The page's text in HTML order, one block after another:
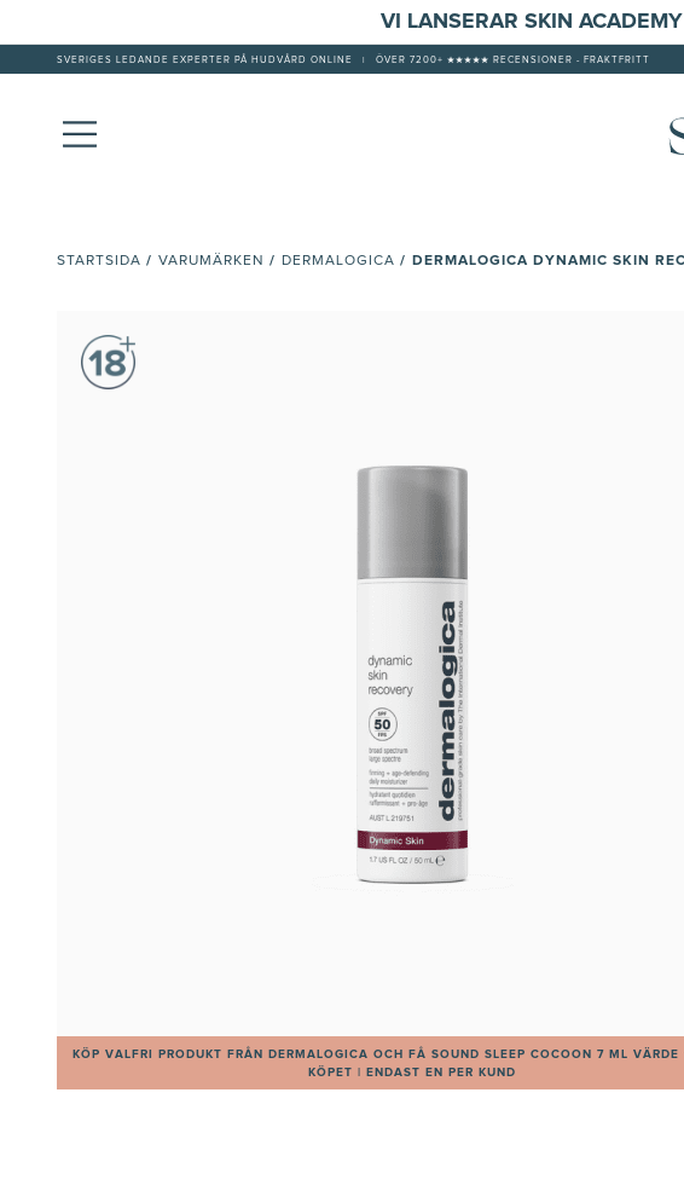
VI LANSERAR SKIN
SVERIGES LEDANDE EXPERTER PÅ HUDVÅRD ONLINE ÖVER 7200+ ★★★★★ RECENSIONER - FRAKTFRITT
STARTSIDA / VARUMÄRKEN / DERMALOGICA / DERMALOGICA DYNAMIC SKIN
KÖP VALFRI PRODUKT FRÅN DERMALOGICA OCH FÅ SOUND SLEEP COCOON 7 ML VÄRDE
KÖPET | ENDAST EN PER KUND